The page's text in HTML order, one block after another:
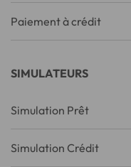
Paiement à crédit
SIMULATEURS
Simulation Prêt
Simulation Crédit